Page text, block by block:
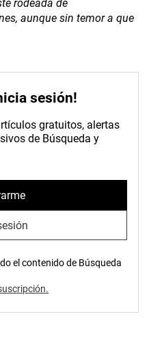
rodeada de
aunque sin temor a que
sesión!
gratuitos, alertas
de Búsqueda y
el contenido de Búsqueda